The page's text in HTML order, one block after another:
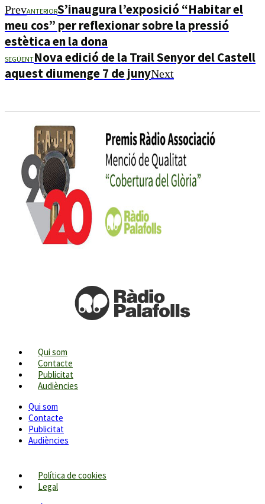
PrevANTERIORS’inaugura l’exposició “Habitar el
meu cos” per reflexionar sobre la pressió
estètica en la dona
SEGÜENTNova edició de la Trail Senyor del Castell
aquest diumenge 7 de junyNext
Qui som
Contacte
Publicitat
Audiències
Qui som
Contacte
Publicitat
Audiències
Política de cookies
Legal